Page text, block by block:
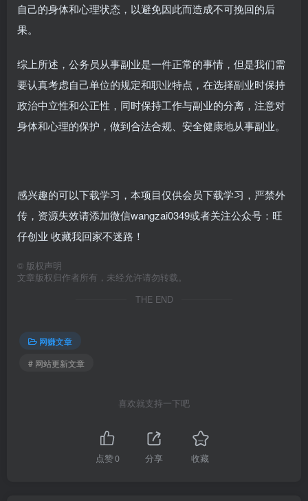
自己的身体和心理状态，以避免因此而造成不可挽回的后
果。
综上所述，公务员从事副业是一件正常的事情，但是我们需
要认真考虑自己单位的规定和职业特点，在选择副业时保持
政治中立性和公正性，同时保持工作与副业的分离，注意对
身体和心理的保护，做到合法合规、安全健康地从事副业。
感兴趣的可以下载学习，本项目仅供会员下载学习，严禁外
传，资源失效请添加微信wangzai0349或者关注公众号：旺
仔创业 收藏我回家不迷路！
© 版权声明
文章版权归作者所有，未经允许请勿转载。
THE END
网赚文章
# 网站更新文章
喜欢就支持一下吧
点赞0 分享 收藏